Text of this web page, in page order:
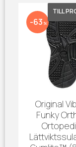
Original
Funky
63 %